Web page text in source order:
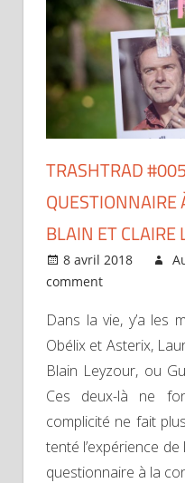
TRASHTRAD
QUESTIONNAIRE
BLAIN ET CLAIRE
8 avril 2018
comment
Dans la vie, y’a les
Obélix et Asterix,
Blain Leyzour, ou
Ces deux-là ne
complicité ne fait
tenté l’expérience
questionnaire à la